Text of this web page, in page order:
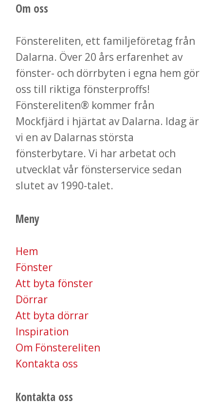
Om oss
Fönstereliten, ett familjeföretag från
Dalarna. Över 20 års erfarenhet av
fönster- och dörrbyten i egna hem gör
oss till riktiga fönsterproffs!
Fönstereliten® kommer från
Mockfjärd i hjärtat av Dalarna. Idag är
vi en av Dalarnas största
fönsterbytare. Vi har arbetat och
utvecklat vår fönsterservice sedan
slutet av 1990-talet.
Meny
Hem
Fönster
Att byta fönster
Dörrar
Att byta dörrar
Inspiration
Om Fönstereliten
​​​​​​​Kontakta oss
Kontakta oss